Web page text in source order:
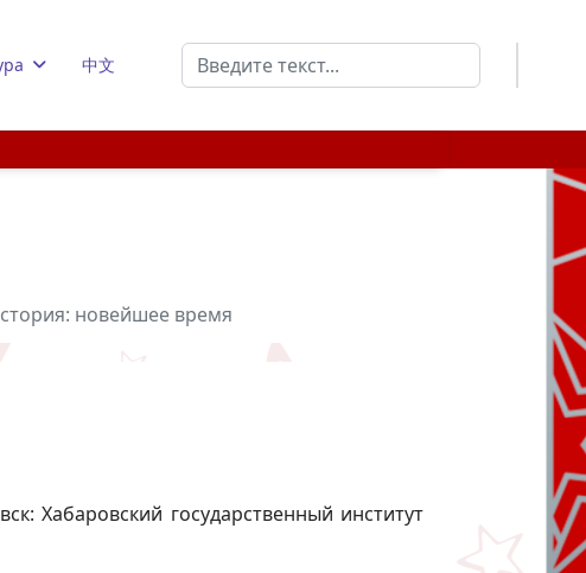
中文
Поиск
новейшее время
Хабаровский государственный институт